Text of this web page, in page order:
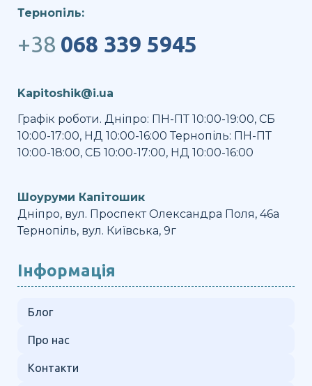
Тернопіль:
+38 068 339 5945
Kapitoshik@i.ua
Графік роботи. Дніпро: ПН-ПТ 10:00-19:00, СБ
10:00-17:00, НД 10:00-16:00 Тернопіль: ПН-ПТ
10:00-18:00, СБ 10:00-17:00, НД 10:00-16:00
Шоуруми Капітошик
Дніпро, вул. Проспект Олександра Поля, 46а
Тернопіль, вул. Київська, 9г
Інформація
Блог
Про нас
Контакти